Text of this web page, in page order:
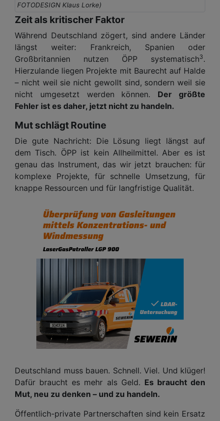
FOTODESIGN Klaus Lorke)
Zeit als kritischer Faktor
Während Deutschland zögert, sind andere Länder
längst weiter: Frankreich, Spanien oder
Großbritannien nutzen ÖPP systematisch3.
Hierzulande liegen Projekte mit Baurecht auf Halde
– nicht weil sie nicht gewollt sind, sondern weil sie
nicht umgesetzt werden können. Der größte
Fehler ist es daher, jetzt nicht zu handeln.
Mut schlägt Routine
Die gute Nachricht: Die Lösung liegt längst auf
dem Tisch. ÖPP ist kein Allheilmittel. Aber es ist
genau das Instrument, das wir jetzt brauchen: für
komplexe Projekte, für schnelle Umsetzung, für
knappe Ressourcen und für langfristige Qualität.
Deutschland muss bauen. Schnell. Viel. Und klüger!
Dafür braucht es mehr als Geld. Es braucht den
Mut, neu zu denken – und zu handeln.
Öffentlich-private Partnerschaften sind kein Ersatz